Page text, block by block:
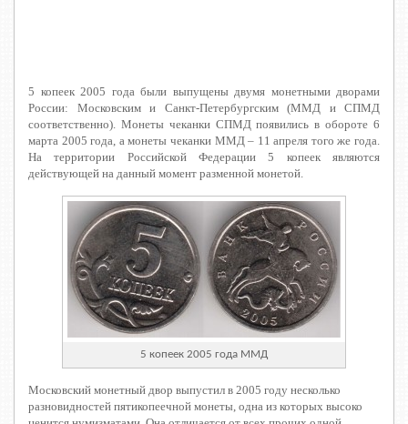
5 копеек 2005 года были выпущены двумя монетными дворами
России: Московским и Санкт-Петербургским (ММД и СПМД
соответственно). Монеты чеканки СПМД появились в обороте 6
марта 2005 года, а монеты чеканки ММД – 11 апреля того же года.
На территории Российской Федерации 5 копеек являются
действующей на данный момент разменной монетой.
5 копеек 2005 года ММД
Московский монетный двор выпустил в 2005 году несколько
разновидностей пятикопеечной монеты, одна из которых высоко